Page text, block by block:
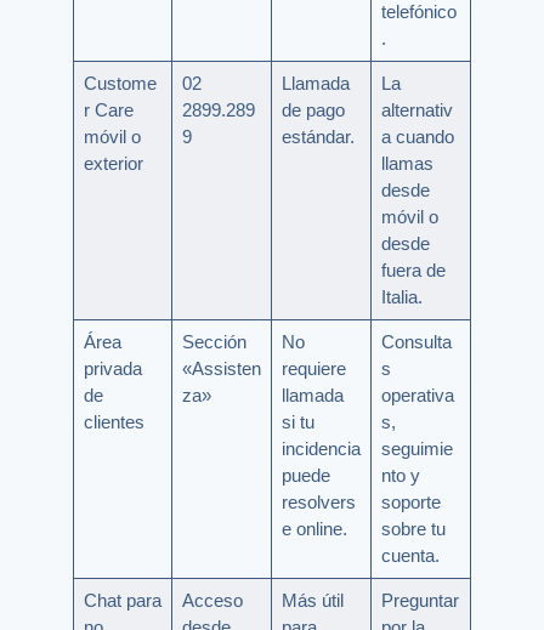
telefónico
.
Custome
r Care
móvil o
exterior
02
2899.289
9
Llamada
de pago
estándar.
La
alternativ
a cuando
llamas
desde
móvil o
desde
fuera de
Italia.
Área
privada
de
clientes
Sección
«Assisten
za»
No
requiere
llamada
si tu
incidencia
puede
resolvers
e online.
Consulta
s
operativa
s,
seguimie
nto y
soporte
sobre tu
cuenta.
Chat para
Acceso
Más útil
Preguntar